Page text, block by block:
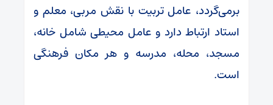
برمی‌گردد، عامل تربیت با نقش مربی، معلم و
استاد ارتباط دارد و عامل محیطی شامل خانه،
مسجد، محله، مدرسه و هر مکان فرهنگی
است.